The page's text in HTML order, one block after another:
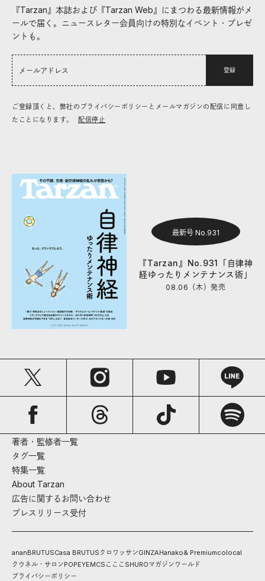
『Tarzan』本誌および『Tarzan Web』にまつわる最新情報がメ
ールで届く。ニュースレター会員向けの特別なイベント・プレゼ
ントも。
登録
ご登録頂くと、弊社のプライバシーポリシーとメールマガジンの配信に同意し
たことになります。
配信停止
最新号 No.931
『Tarzan』No.931「自律神
経ゆったりメンテナンス術」
08.06（木）発売
著者・監修者一覧
タグ一覧
特集一覧
About Tarzan
広告に関するお問い合わせ
プレスリリース受付
ananBRUTUSCasa BRUTUS クロワッサンGINZAHanako& Premiumcolocal
クウネル・サロンPOPEYEMCS こここ SHUROマガジンワールド
プライバシーポリシー